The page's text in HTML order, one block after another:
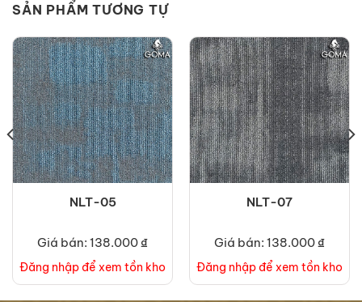
SẢN PHẨM TƯƠNG TỰ
NLT-05
Giá bán: 138.000 ₫
Đăng nhập để xem tồn kho
NLT-07
Giá bán: 138.000 ₫
Đăng nhập để xem tồn kho